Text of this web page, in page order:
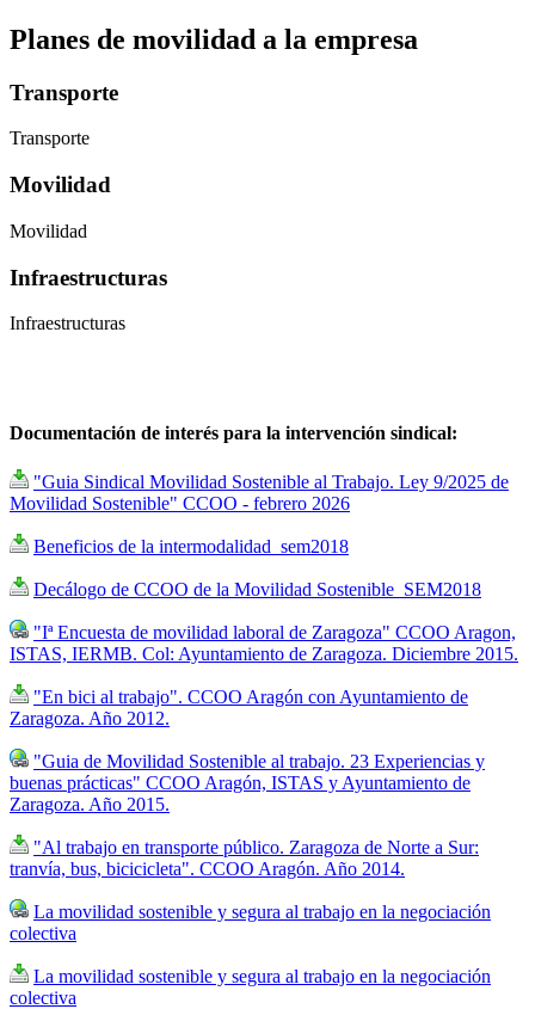
Planes de movilidad a la empresa
Transporte
Transporte
Movilidad
Movilidad
Infraestructuras
Infraestructuras
Documentación de interés para la intervención sindical:
"Guia Sindical Movilidad Sostenible al Trabajo. Ley 9/2025 de
Movilidad Sostenible" CCOO - febrero 2026
Beneficios de la intermodalidad_sem2018
Decálogo de CCOO de la Movilidad Sostenible_SEM2018
"Iª Encuesta de movilidad laboral de Zaragoza" CCOO Aragon,
ISTAS, IERMB. Col: Ayuntamiento de Zaragoza. Diciembre 2015.
"En bici al trabajo". CCOO Aragón con Ayuntamiento de
Zaragoza. Año 2012.
"Guia de Movilidad Sostenible al trabajo. 23 Experiencias y
buenas prácticas" CCOO Aragón, ISTAS y Ayuntamiento de
Zaragoza. Año 2015.
"Al trabajo en transporte público. Zaragoza de Norte a Sur:
tranvía, bus, bicicicleta". CCOO Aragón. Año 2014.
La movilidad sostenible y segura al trabajo en la negociación
colectiva
La movilidad sostenible y segura al trabajo en la negociación
colectiva